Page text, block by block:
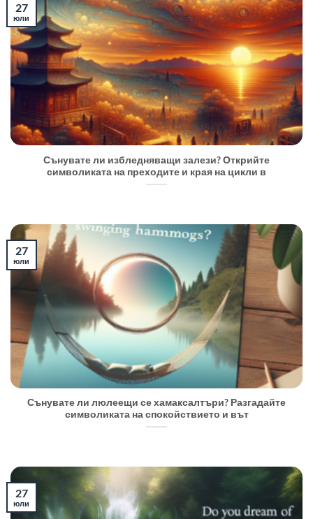
Сънувате ли избледняващи залези? Открийте
символиката на преходите и края на цикли в
27
юли
Сънувате ли люлеещи се хамаксалтъри? Разгадайте
символиката на спокойствието и вът
27
юли
27
юли